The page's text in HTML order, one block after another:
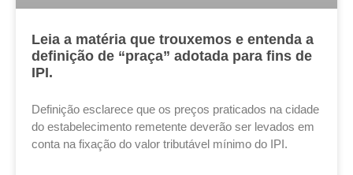
Leia a matéria que trouxemos e entenda a
definição de “praça” adotada para fins de
IPI.
Definição esclarece que os preços praticados na cidade
do estabelecimento remetente deverão ser levados em
conta na fixação do valor tributável mínimo do IPI.